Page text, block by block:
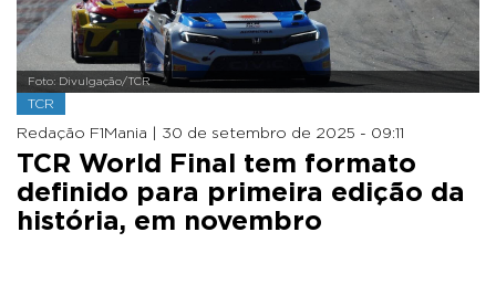
Foto: Divulgação/TCR
TCR
Redação F1Mania | 30 de setembro de 2025 - 09:11
TCR World Final tem formato
definido para primeira edição da
história, em novembro